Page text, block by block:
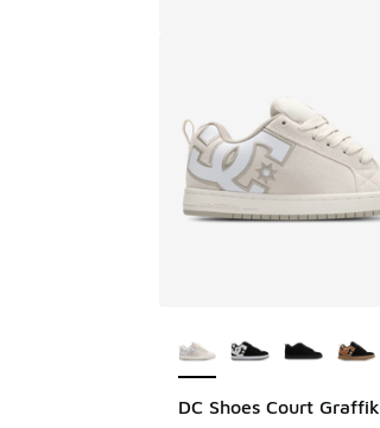
DC Shoes Court Graffik